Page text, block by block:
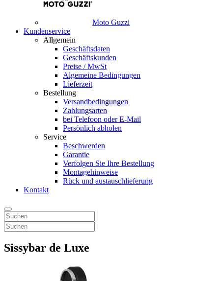
Moto Guzzi
Kundenservice
Allgemein
Geschäftsdaten
Geschäftskunden
Preise / MwSt
Algemeine Bedingungen
Lieferzeit
Bestellung
Versandbedingungen
Zahlungsarten
bei Telefoon oder E-Mail
Persönlich abholen
Service
Beschwerden
Garantie
Verfolgen Sie Ihre Bestellung
Montagehinweise
Rück und austauschlieferung
Kontakt
Sissybar de Luxe